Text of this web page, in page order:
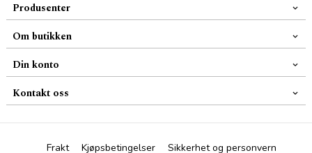
Produsenter
Om butikken
Din konto
Kontakt oss
Frakt Kjøpsbetingelser
Sikkerhet og personvern